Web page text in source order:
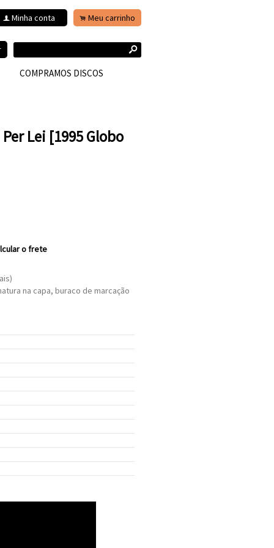
f Minha conta . Meu carrinho
s
COMPRAMOS DISCOS
Lei [1995 Globo
o frete
na capa, buraco de marcação